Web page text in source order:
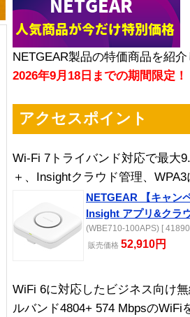
NETGEAR製品の特価商品を紹
2026年9月18日までの期間限定！
アクセスポイント
Wi-Fi 7トライバンド対応で最大
＋、Insightクラウド管理、
NETGEAR 【キャン
Insight アプリ&クラ
(WBE710-100APS) [
販売価格 52,910円
WiFi 6に対応したビジネス向け
ルバンド4804+ 574 MbpsのWiFi